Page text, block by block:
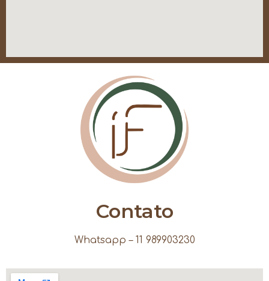
Contato
Whatsapp – 11 989903230